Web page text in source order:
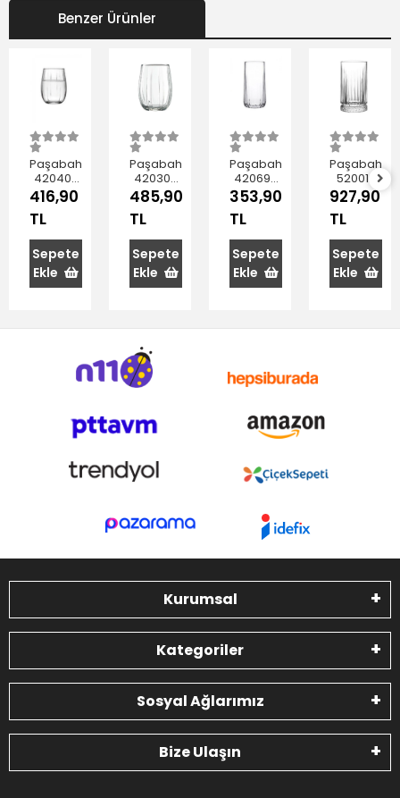
Benzer Ürünler
Paşabahçe
420405
Linka
Bardak
380 cc
6'lı
416,90
TL
Sepete
Ekle
Paşabahçe
420302
Linka Su
Bardağı
240 cc
6'lı
485,90
TL
Sepete
Ekle
Paşabahçe
420695
Nova Su
Bardağı
360 cc
6'lı
353,90
TL
Sepete
Ekle
Paşabahçe
520015
Elysia
Meşrubat
Bardağı
445 cc
4'lü
927,90
TL
Sepete
Ekle
Kurumsal
Kategoriler
Sosyal Ağlarımız
Bize Ulaşın